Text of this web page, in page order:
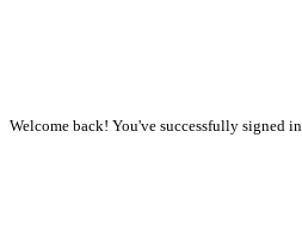
Welcome back! You've successfully signed in.